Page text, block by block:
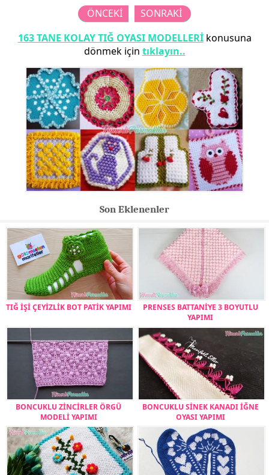
ÖNCEKİ
SONRAKİ
163 TANE KOLAY TIĞ OYASI MODELLERİkonusuna
dönmek için tıklayın..
Son Eklenenler
TIĞ İŞİ ÇEYİZLİK BOT PATİK YAPIMI
PRENSES BATTANİYE 3 BOYUTLU
YAPIMI
BONCUKLU ZİNCİRLER ÖRGÜ
MODELİ YAPIMI
BONCUKLU SİNEK KANADI İĞNE
OYASI YAPIMI